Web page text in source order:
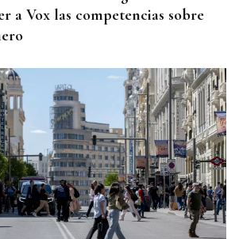
a Vox las competencias sobre